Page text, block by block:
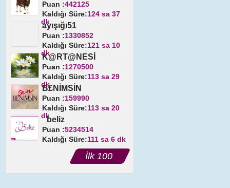
Puan :442125
Kaldığı Süre:124 sa 37
dk
ayışığı51
Puan :1330852
Kaldığı Süre:121 sa 10
dk
K@RT@NESİ
Puan :1270500
Kaldığı Süre:113 sa 29
dk
B£NİMSİN
Puan :159990
Kaldığı Süre:113 sa 20
dk
_beliz_
Puan :5234514
Kaldığı Süre:111 sa 6 dk
İlk 100